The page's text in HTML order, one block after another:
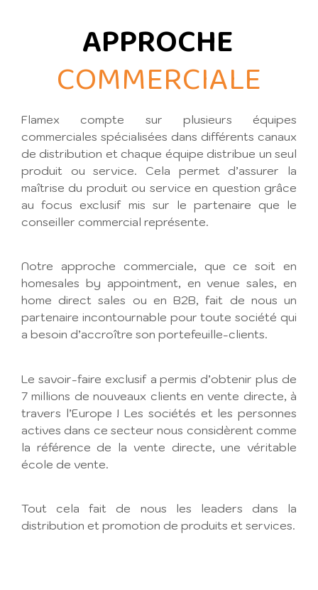
APPROCHE
COMMERCIALE
Flamex compte sur plusieurs équipes
commerciales spécialisées dans différents canaux
de distribution et chaque équipe distribue un seul
produit ou service. Cela permet d’assurer la
maîtrise du produit ou service en question grâce
au focus exclusif mis sur le partenaire que le
conseiller commercial représente.
Notre approche commerciale, que ce soit en
homesales by appointment, en venue sales, en
home direct sales ou en B2B, fait de nous un
partenaire incontournable pour toute société qui
a besoin d’accroître son portefeuille-clients.
Le savoir-faire exclusif a permis d’obtenir plus de
7 millions de nouveaux clients en vente directe, à
travers l’Europe ! Les sociétés et les personnes
actives dans ce secteur nous considèrent comme
la référence de la vente directe, une véritable
école de vente.
Tout cela fait de nous les leaders dans la
distribution et promotion de produits et services.